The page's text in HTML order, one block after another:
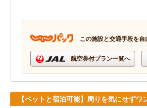
この施設と交通手段を
航空券付プラン一覧へ
【ペットと宿泊可能】周りを気にせず